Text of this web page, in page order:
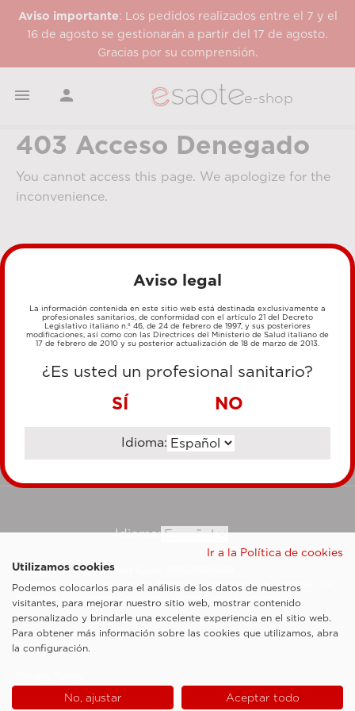
Aviso importante: Los pedidos realizados entre el 7 y el
16 de agosto se gestionarán a partir del 17 de agosto.
Gracias por su comprensión.
  e-shop
403 Acceso Denegado
You cannot access this page. We apologize for the
inconvenience.
MÉTODOS DE PAGO
TRANSFERENCIA BANCARIA
Idioma:
Esaote SpA ©2026 - Vat Code IT05131180969
Sociedad sujeta a la actividad de dirección y coordinación de Shanghai Luzi
Enterprise Management Consultancy Center (Limited Partnership)
Notas legales
Cookie Policy
Aviso legal
La información contenida en este sitio web está destinada exclusivamente a
profesionales sanitarios, de conformidad con el artículo 21 del Decreto
Legislativo italiano n.º 46, de 24 de febrero de 1997, y sus posteriores
modificaciones, así como con las Directrices del Ministerio de Salud italiano de
17 de febrero de 2010 y su posterior actualización de 18 de marzo de 2013.
¿Es usted un profesional sanitario?
SÍ NO
Idioma:
Ir a la Política de cookies
Utilizamos cookies
Podemos colocarlos para el análisis de los datos de nuestros
visitantes, para mejorar nuestro sitio web, mostrar contenido
personalizado y brindarle una excelente experiencia en el sitio web.
Para obtener más información sobre las cookies que utilizamos, abra
la configuración.
No, ajustar Aceptar todo